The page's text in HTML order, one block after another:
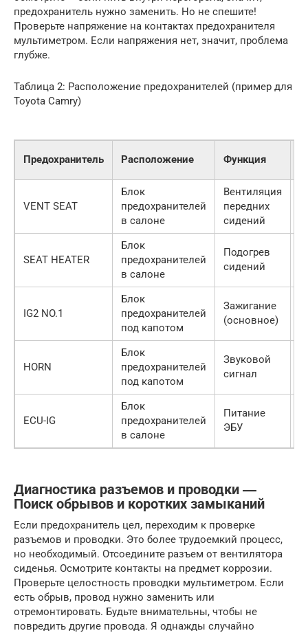
предохранитель нужно заменить. Но не спешите!
Проверьте напряжение на контактах предохранителя
мультиметром. Если напряжения нет, значит, проблема
глубже.
Таблица 2: Расположение предохранителей (пример для
Toyota Camry)
Предохранитель Расположение Функция
VENT SEAT
Блок
предохранителей
в салоне
Вентиляция
передних
сидений
SEAT HEATER
Блок
предохранителей
в салоне
Подогрев
сидений
IG2 NO.1
Блок
предохранителей
под капотом
Зажигание
(основное)
HORN
Блок
предохранителей
под капотом
Звуковой
сигнал
ECU-IG
Блок
предохранителей
в салоне
Питание
ЭБУ
Диагностика разъемов и проводки ―
Поиск обрывов и коротких замыканий
Если предохранитель цел, переходим к проверке
разъемов и проводки. Это более трудоемкий процесс,
но необходимый. Отсоедините разъем от вентилятора
сиденья. Осмотрите контакты на предмет коррозии.
Проверьте целостность проводки мультиметром. Если
есть обрыв, провод нужно заменить или
отремонтировать. Будьте внимательны, чтобы не
повредить другие провода. Я однажды случайно